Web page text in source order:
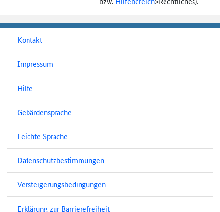
Kontakt
Impressum
Hilfe
Gebärdensprache
Leichte Sprache
Datenschutzbestimmungen
Versteigerungsbedingungen
Erklärung zur Barrierefreiheit